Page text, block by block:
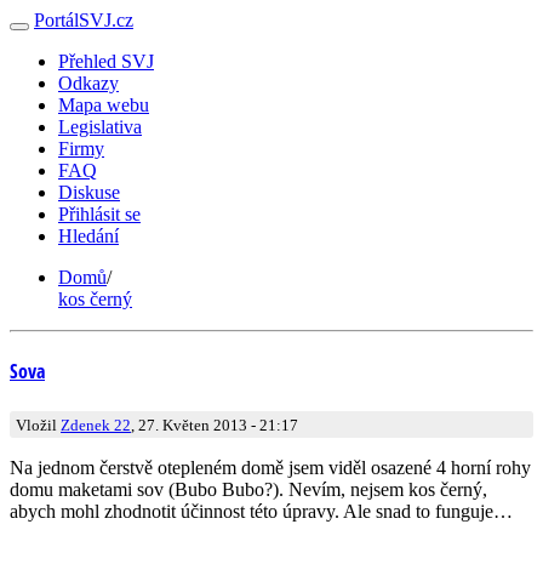
PortálSVJ.cz
Přehled SVJ
Odkazy
Mapa webu
Legislativa
Firmy
FAQ
Diskuse
Přihlásit se
Hledání
Domů/
kos černý
Sova
Vložil Zdenek 22 , 27. Květen 2013 - 21:17
Na jednom čerstvě otepleném domě jsem viděl osazené 4 horní rohy
domu maketami sov (Bubo Bubo?). Nevím, nejsem kos černý,
abych mohl zhodnotit účinnost této úpravy. Ale snad to funguje…